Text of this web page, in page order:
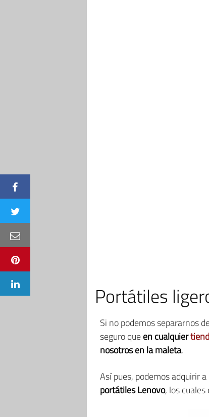
Portátiles
Si no podemos separarnos
seguro queen cualquier
nosotros en la maleta.
Así pues, podemos adquirir
portátiles Lenovo, los